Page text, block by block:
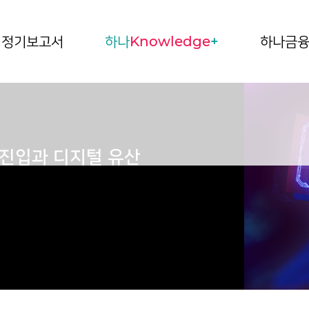
정기보고서 하나Knowledge+ 하나금
과 디지털 유산